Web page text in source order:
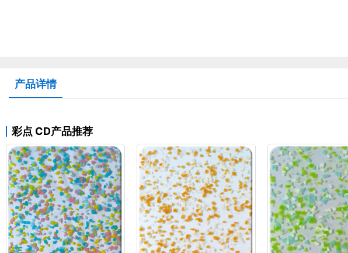
产品详情
彩点 CD产品推荐